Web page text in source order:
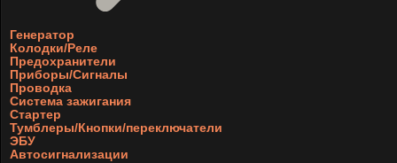
Генератор
Колодки/Реле
Предохранители
Приборы/Сигналы
Проводка
Система зажигания
Стартер
Тумблеры/Кнопки/переключатели
ЭБУ
Автосигнализации